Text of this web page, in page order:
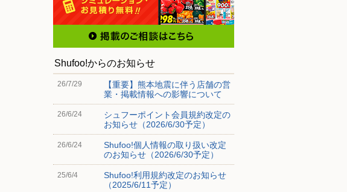
Shufoo!からのお知らせ
26/7/29
【重要】熊本地震に伴う店舗の営
業・掲載情報への影響について
26/6/24
シュフーポイント会員規約改定の
お知らせ（2026/6/30予定）
26/6/24
Shufoo!個人情報の取り扱い改定
のお知らせ（2026/6/30予定）
25/6/4
Shufoo!利用規約改定のお知らせ
（2025/6/11予定）